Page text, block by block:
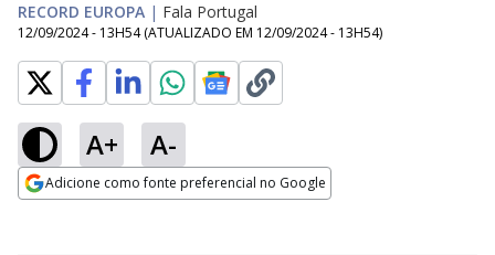
RECORD EUROPA | Fala Portugal
12/09/2024 - 13H54 (ATUALIZADO EM 12/09/2024 - 13H54)
A+ A-
Adicione como fonte preferencial no Google